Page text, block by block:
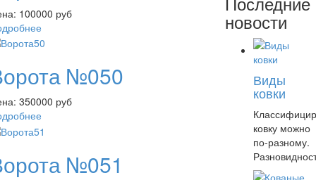
100000 руб
№050
350000 руб
№051
новости
Виды
ковки
ковку можно
по-разному.